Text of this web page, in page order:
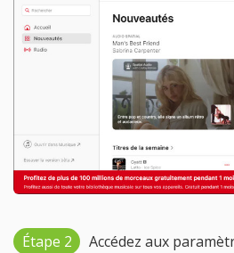
Étape 2
Accédez aux